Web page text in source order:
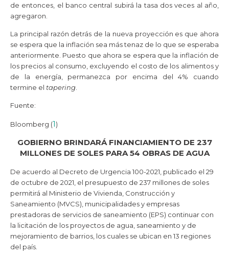
de entonces, el banco central subirá la tasa dos veces al año,
agregaron.
La principal razón detrás de la nueva proyección es que ahora
se espera que la inflación sea más tenaz de lo que se esperaba
anteriormente. Puesto que ahora se espera que la inflación de
los precios al consumo, excluyendo el costo de los alimentos y
de la energía, permanezca por encima del 4% cuando
termine el tapering
Fuente:
Bloomberg (1)
GOBIERNO BRINDARÁ FINANCIAMIENTO DE 237
MILLONES DE SOLES PARA 54 OBRAS DE AGUA
De acuerdo al Decreto de Urgencia 100-2021, publicado el 29
de octubre de 2021, el presupuesto de 237 millones de soles
permitirá al Ministerio de Vivienda, Construcción y
Saneamiento (MVCS), municipalidades y empresas
prestadoras de servicios de saneamiento (EPS) continuar con
la licitación de los proyectos de agua, saneamiento y de
mejoramiento de barrios, los cuales se ubican en 13 regiones
del país.